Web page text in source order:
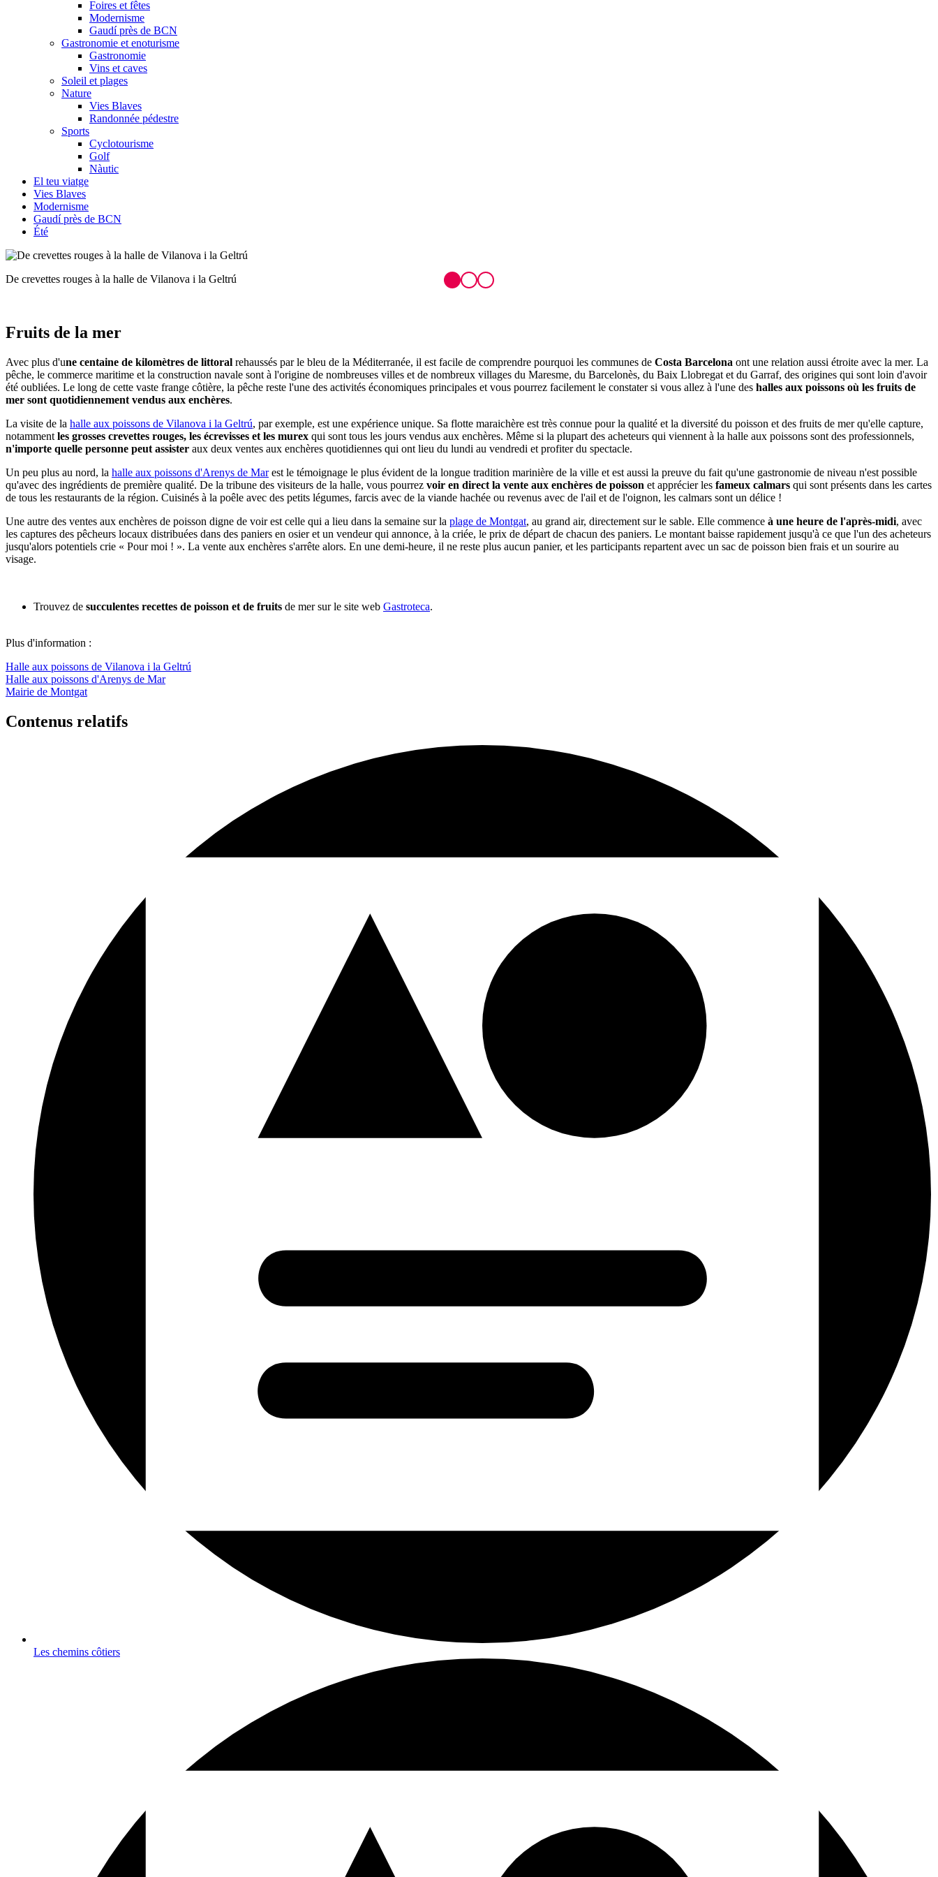
Foires et fêtes
Modernisme
Gaudí près de BCN
Gastronomie et enoturisme
Gastronomie
Vins et caves
Soleil et plages
Nature
Vies Blaves
Randonnée pédestre
Sports
Cyclotourisme
Golf
Nàutic
El teu viatge
Vies Blaves
Modernisme
Gaudí près de BCN
Été
Vente aux enchères de poisson à la halle d'Arenys de Mar
Fruits de la mer
Avec plus d'une centaine de kilomètres de littoral rehaussés par le bleu de la Méditerranée, il est facile de comprendre pourquoi les communes de Costa Barcelona ont une relation aussi étroite avec la mer. La
pêche, le commerce maritime et la construction navale sont à l'origine de nombreuses villes et de nombreux villages du Maresme, du Barcelonès, du Baix Llobregat et du Garraf, des origines qui sont loin d'avoir
été oubliées. Le long de cette vaste frange côtière, la pêche reste l'une des activités économiques principales et vous pourrez facilement le constater si vous allez à l'une des halles aux poissons où les fruits de
mer sont quotidiennement vendus aux enchères.
La visite de la halle aux poissons de Vilanova i la Geltrú, par exemple, est une expérience unique. Sa flotte maraichère est très connue pour la qualité et la diversité du poisson et des fruits de mer qu'elle capture,
notamment les grosses crevettes rouges, les écrevisses et les murex qui sont tous les jours vendus aux enchères. Même si la plupart des acheteurs qui viennent à la halle aux poissons sont des professionnels,
n'importe quelle personne peut assister aux deux ventes aux enchères quotidiennes qui ont lieu du lundi au vendredi et profiter du spectacle.
Un peu plus au nord, la halle aux poissons d'Arenys de Marest le témoignage le plus évident de la longue tradition marinière de la ville et est aussi la preuve du fait qu'une gastronomie de niveau n'est possible
qu'avec des ingrédients de première qualité. De la tribune des visiteurs de la halle, vous pourrez voir en direct la vente aux enchères de poisson et apprécier les fameux calmars qui sont présents dans les cartes
de tous les restaurants de la région. Cuisinés à la poêle avec des petits légumes, farcis avec de la viande hachée ou revenus avec de l'ail et de l'oignon, les calmars sont un délice !
Une autre des ventes aux enchères de poisson digne de voir est celle qui a lieu dans la semaine sur la plage de Montgat, au grand air, directement sur le sable. Elle commence à une heure de l'après-midi, avec
les captures des pêcheurs locaux distribuées dans des paniers en osier et un vendeur qui annonce, à la criée, le prix de départ de chacun des paniers. Le montant baisse rapidement jusqu'à ce que l'un des acheteurs
jusqu'alors potentiels crie « Pour moi ! ». La vente aux enchères s'arrête alors. En une demi-heure, il ne reste plus aucun panier, et les participants repartent avec un sac de poisson bien frais et un sourire au
visage.
Trouvez de succulentes recettes de poisson et de fruits de mer sur le site web Gastroteca.
Plus d'information :
Halle aux poissons de Vilanova i la Geltrú
Halle aux poissons d'Arenys de Mar
Mairie de Montgat
Contenus relatifs
Les chemins côtiers